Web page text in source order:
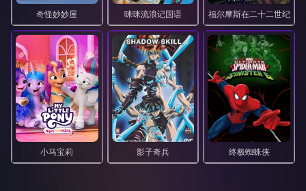
057 058 059 060
061 062 063 064
065 066 068
069 070 071 072
073 074 075 076
077 078 079 080
081 084
奇怪妙妙屋 咪咪流浪记国语 福尔摩斯在二十二世纪
小马宝莉 影子奇兵 终极蜘蛛侠